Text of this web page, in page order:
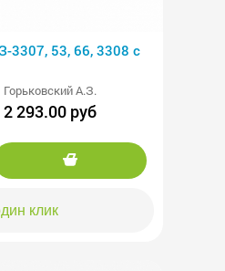
3307, 53, 66, 3308 с
Горьковский А.З.
2 293.00 руб
клик